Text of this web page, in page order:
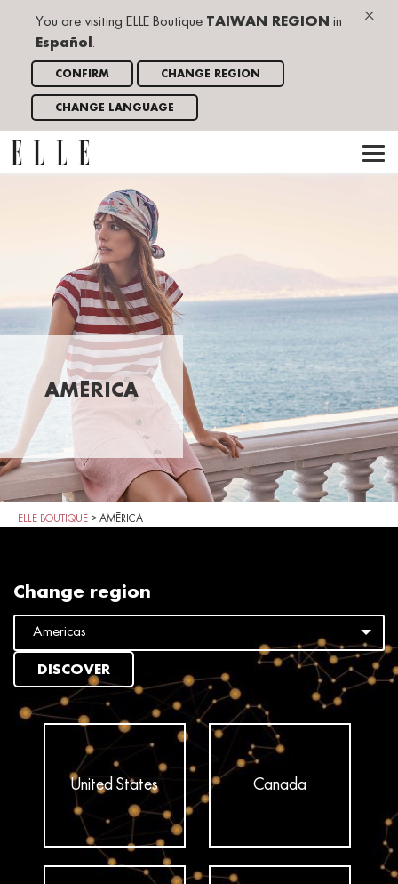
×
You are visiting ELLE Boutique TAIWAN REGION in
Español .
CONFIRM CHANGE REGION
CHANGE LANGUAGE
AMÉRICA
ELLE BOUTIQUE > AMÉRICA
Change region
DISCOVER
United States Canada